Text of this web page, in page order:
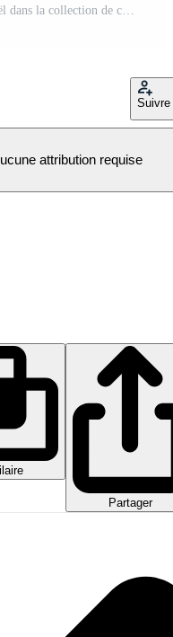
Suivre
attribution requise
Partager